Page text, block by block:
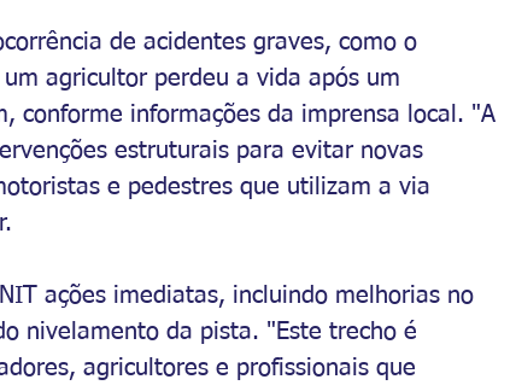
de acidentes graves, como o
agricultor perdeu a vida após um
conforme informações da imprensa local. "A
estruturais para evitar novas
e pedestres que utilizam a via
ações imediatas, incluindo melhorias no
nivelamento da pista. "Este trecho é
agricultores e profissionais que